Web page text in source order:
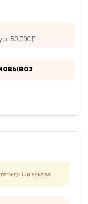
от 50 000 ₽
заказа